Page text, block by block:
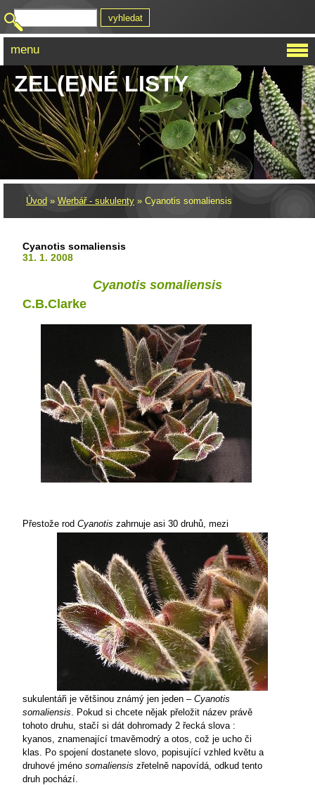
ZEL(E)NÉ LISTY
Úvod » Werbář - sukulenty » Cyanotis somaliensis
Cyanotis somaliensis
31. 1. 2008
Cyanotis somaliensis
C.B.Clarke
Přestože rod Cyanotis zahrnuje asi 30 druhů, mezi
sukulentáři je většinou známý jen jeden – Cyanotis
somaliensis. Pokud si chcete nějak přeložit název právě
tohoto druhu, stačí si dát dohromady 2 řecká slova :
kyanos, znamenající tmavěmodrý a otos, což je ucho či
klas. Po spojení dostanete slovo, popisující vzhled květu a
druhové jméno somaliensis zřetelně napovídá, odkud tento
druh pochází.
menu